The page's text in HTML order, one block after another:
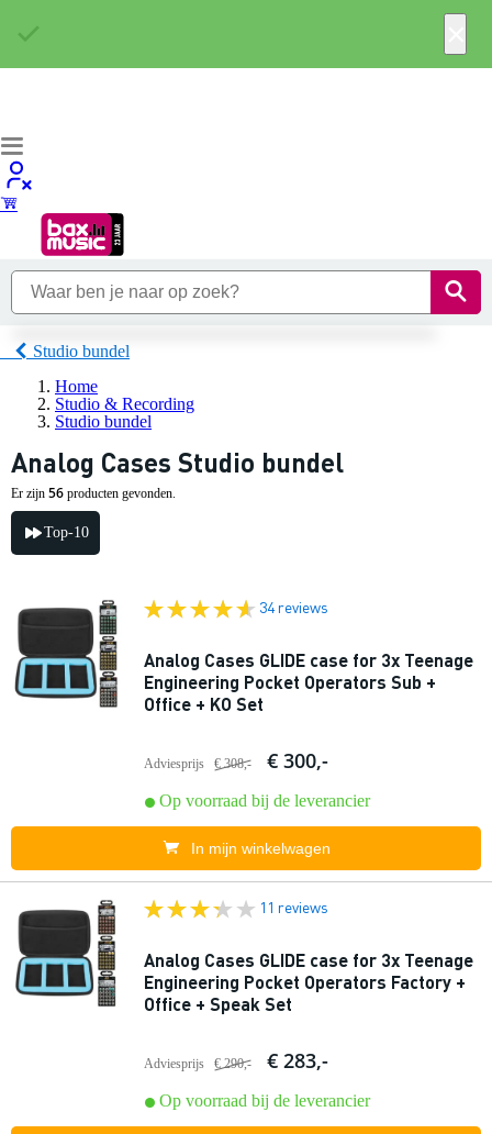
Studio bundel
Home
Studio & Recording
Studio bundel
Analog Cases Studio bundel
Er zijn 56 producten gevonden.
Top-10
34 reviews
Analog Cases GLIDE case for 3x Teenage
Engineering Pocket Operators Sub +
Office + KO Set
Adviesprijs € 308,- € 300,-
Op voorraad bij de leverancier
In mijn winkelwagen
11 reviews
Analog Cases GLIDE case for 3x Teenage
Engineering Pocket Operators Factory +
Office + Speak Set
Adviesprijs € 290,- € 283,-
Op voorraad bij de leverancier